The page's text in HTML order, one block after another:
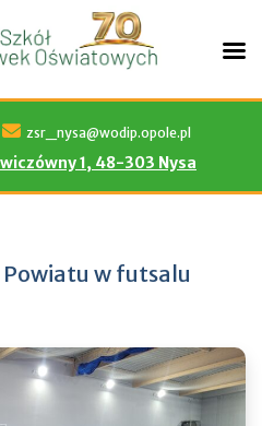
zsr_nysa@wodip.opole.pl
1, 48-303 Nysa
Powiatu w futsalu